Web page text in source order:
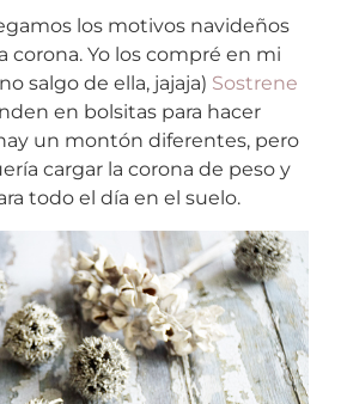
los motivos navideños
corona. Yo los compré en mi
salgo de ella, jajaja) Sostrene
en bolsitas para hacer
un montón diferentes, pero
cargar la corona de peso y
todo el día en el suelo.